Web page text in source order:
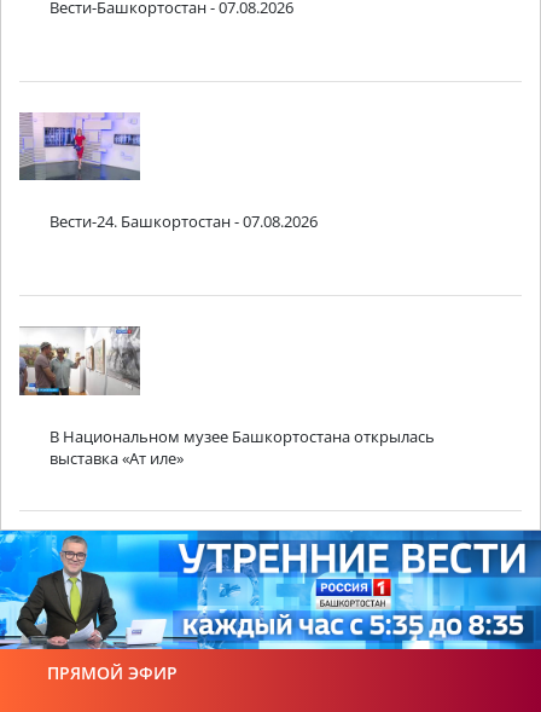
Вести-Башкортостан - 07.08.2026
Вести-24. Башкортостан - 07.08.2026
В Национальном музее Башкортостана открылась
выставка «Ат иле»
ПРЯМОЙ ЭФИР